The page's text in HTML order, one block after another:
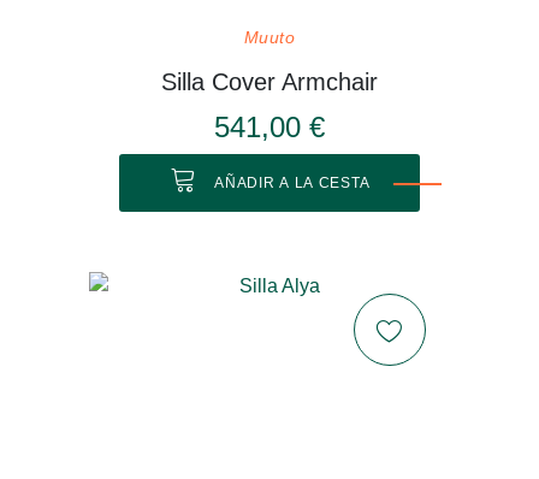
Muuto
Silla Cover Armchair
541,00 €
AÑADIR A LA CESTA